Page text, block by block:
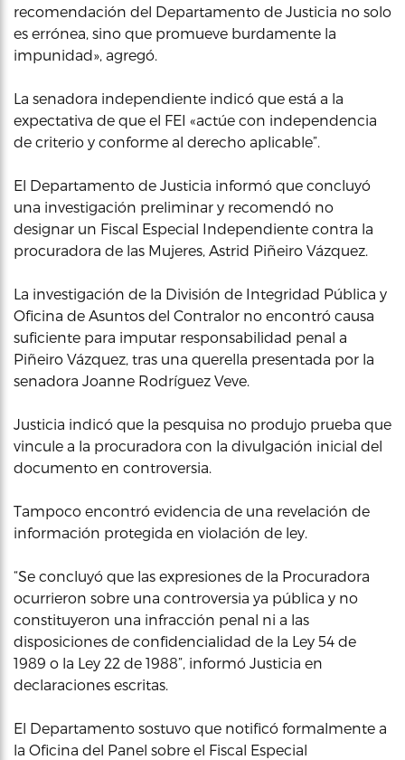
recomendación del Departamento de Justicia no solo
es errónea, sino que promueve burdamente la
impunidad», agregó.
La senadora independiente indicó que está a la
expectativa de que el FEI «actúe con independencia
de criterio y conforme al derecho aplicable”.
El Departamento de Justicia informó que concluyó
una investigación preliminar y recomendó no
designar un Fiscal Especial Independiente contra la
procuradora de las Mujeres, Astrid Piñeiro Vázquez.
La investigación de la División de Integridad Pública y
Oficina de Asuntos del Contralor no encontró causa
suficiente para imputar responsabilidad penal a
Piñeiro Vázquez, tras una querella presentada por la
senadora Joanne Rodríguez Veve.
Justicia indicó que la pesquisa no produjo prueba que
vincule a la procuradora con la divulgación inicial del
documento en controversia.
Tampoco encontró evidencia de una revelación de
información protegida en violación de ley.
“Se concluyó que las expresiones de la Procuradora
ocurrieron sobre una controversia ya pública y no
constituyeron una infracción penal ni a las
disposiciones de confidencialidad de la Ley 54 de
1989 o la Ley 22 de 1988”, informó Justicia en
declaraciones escritas.
El Departamento sostuvo que notificó formalmente a
la Oficina del Panel sobre el Fiscal Especial